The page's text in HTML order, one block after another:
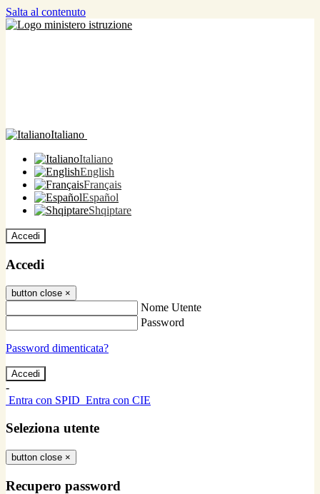
Salta al contenuto
Italiano
Italiano
English
Français
Español
Shqiptare
Accedi
Accedi
button close ×
Nome Utente
Password
Password dimenticata?
-
Entra con SPID Entra con CIE
Seleziona utente
button close ×
Recupero password